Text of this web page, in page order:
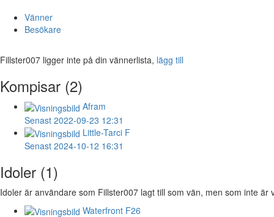
Vänner
Besökare
Fillster007 ligger inte på din vännerlista, lägg till
Kompisar (2)
Afram
Senast 2022-09-23 12:31
Little-Tarci F
Senast 2024-10-12 16:31
Idoler (1)
Idoler är användare som Fillster007 lagt till som vän, men som inte är
Waterfront F26